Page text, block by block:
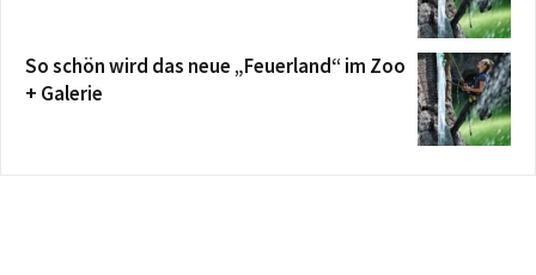
So schön wird das neue „Feuerland“ im Zoo
+ Galerie